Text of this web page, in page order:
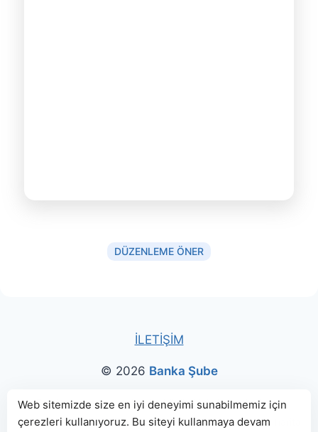
DÜZENLEME ÖNER
İLETİŞİM
© 2026 Banka Şube
Bu sitede paylaşılan banka bilgileri için kaynak olarak
genellikle TBBveBDDKweb sitelerinden faydalanılmış, harita
Web sitemizde size en iyi deneyimi sunabilmemiz için
çerezleri kullanıyoruz. Bu siteyi kullanmaya devam